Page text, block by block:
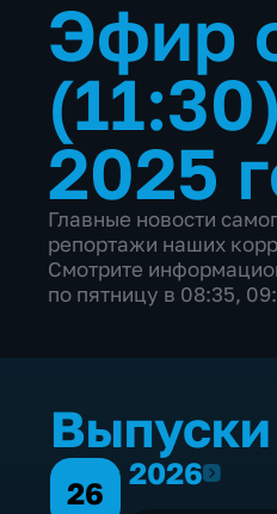
Эфир
(11:30)
2025
Главные новости
репортажи наших
Смотрите
по пятницу в 08:35,
Выпуски
26
20262026